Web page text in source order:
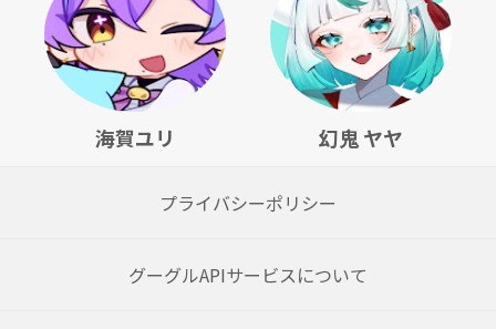
海賀ユリ 幻鬼 ヤヤ
プライバシーポリシー
グーグルAPIサービスについて